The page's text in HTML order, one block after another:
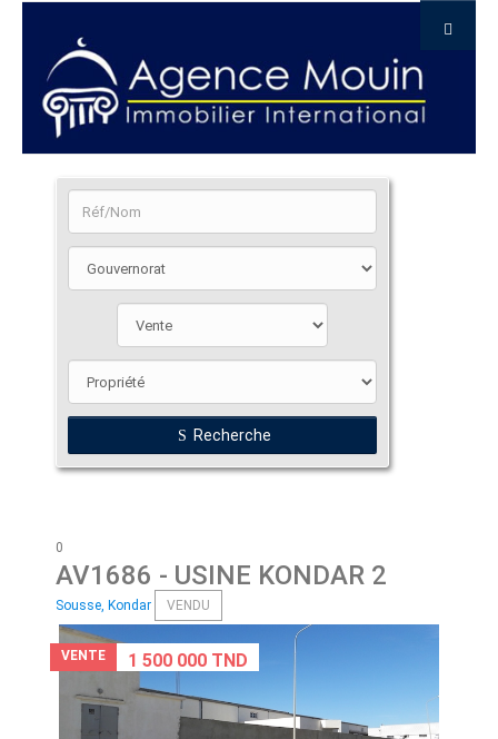
Recherche
0
AV1686 - USINE KONDAR 2
Sousse, Kondar VENDU
VENTE 1 500 000 TND